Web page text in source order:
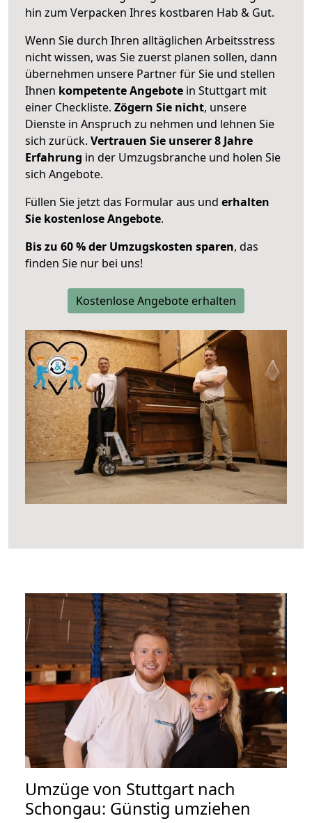
hin zum Verpacken Ihres kostbaren Hab & Gut.
Wenn Sie durch Ihren alltäglichen Arbeitsstress
nicht wissen, was Sie zuerst planen sollen, dann
übernehmen unsere Partner für Sie und stellen
Ihnen kompetente Angebote in Stuttgart mit
einer Checkliste. Zögern Sie nicht, unsere
Dienste in Anspruch zu nehmen und lehnen Sie
sich zurück. Vertrauen Sie unserer 8 Jahre
Erfahrung in der Umzugsbranche und holen Sie
sich Angebote.
Füllen Sie jetzt das Formular aus und erhalten
Sie kostenlose Angebote.
Bis zu 60 % der Umzugskosten sparen, das
finden Sie nur bei uns!
Kostenlose Angebote erhalten
Umzüge von Stuttgart nach
Schongau: Günstig umziehen